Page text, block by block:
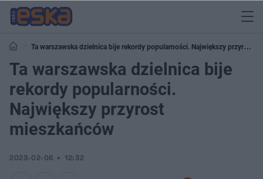
Ta warszawska dzielnica bije rekordy popularności. Największy przyrost
mieszkańców
Ta warszawska dzielnica bije
rekordy popularności.
Największy przyrost
mieszkańców
2023-02-06 12:32